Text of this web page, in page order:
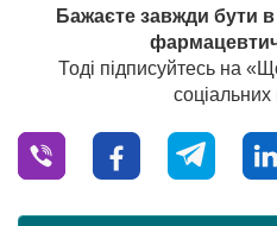
Бажаєте завжди бути в
Тоді підписуйтесь на